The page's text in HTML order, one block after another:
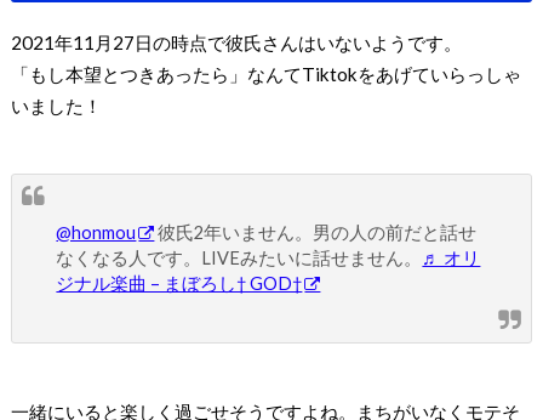
2021年11月27日の時点で彼氏さんはいないようです。
「もし本望とつきあったら」なんてTiktokをあげていらっしゃ
いました！
@honmou
彼氏2年いません。男の人の前だと話せ
なくなる人です。LIVEみたいに話せません。 ♬ オリ
ジナル楽曲 – まぼろし† GOD†
一緒にいると楽しく過ごせそうですよね。まちがいなくモテそ